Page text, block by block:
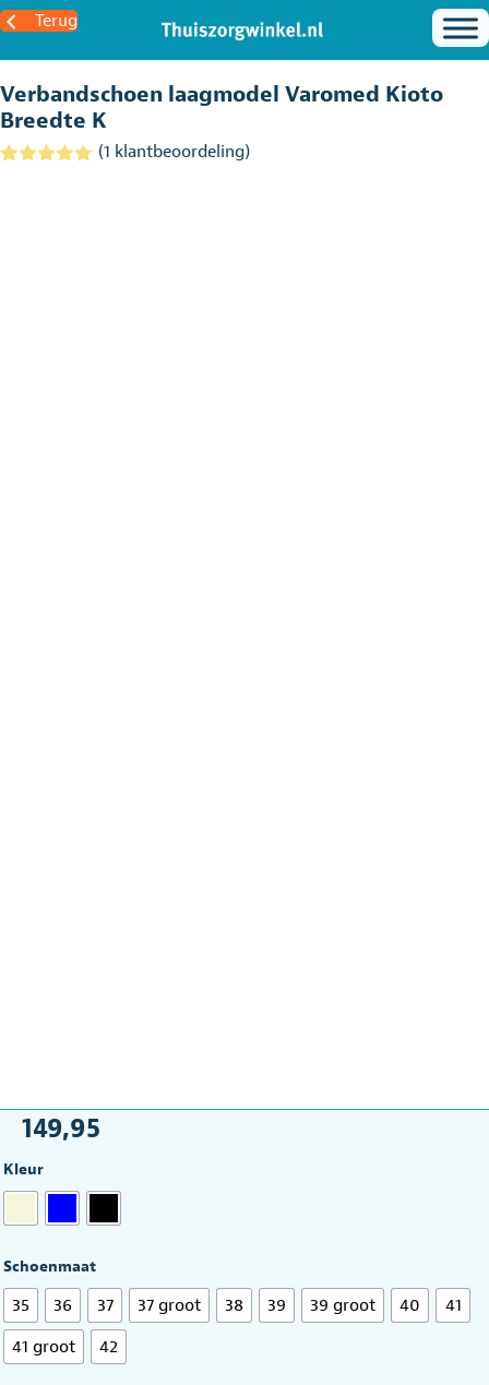
Terug
Verbandschoen laagmodel Varomed Kioto
Breedte K
(1 klantbeoordeling)
149,95
Kleur
Schoenmaat
35 36 37 37 groot 38 39 39 groot 40
41
41 groot
42